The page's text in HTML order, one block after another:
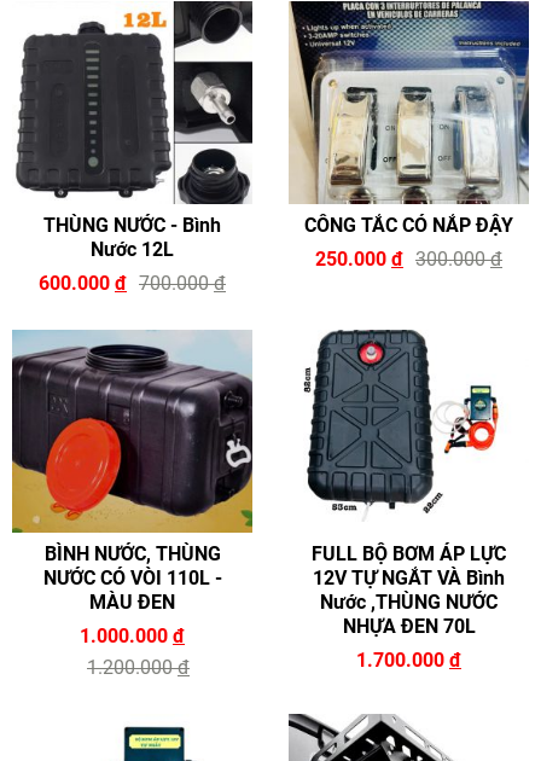
THÙNG NƯỚC - Bình
Nước 12L
600.000 đ 700.000đ
CÔNG TẮC CÓ NẮP ĐẬY
250.000 đ 300.000đ
BÌNH NƯỚC, THÙNG
NƯỚC CÓ VÒI 110L -
MÀU ĐEN
1.000.000 đ
1.200.000đ
FULL BỘ BƠM ÁP LỰC
12V TỰ NGẮT VÀ Bình
Nước ,THÙNG NƯỚC
NHỰA ĐEN 70L
1.700.000 đ